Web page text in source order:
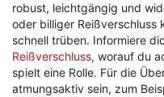
robust, leichtgängig und
oder billiger Reißverschluss
schnell trüben. Informiere
Reißverschluss, worauf du
spielt eine Rolle. Für die
atmungsaktiv sein, zum